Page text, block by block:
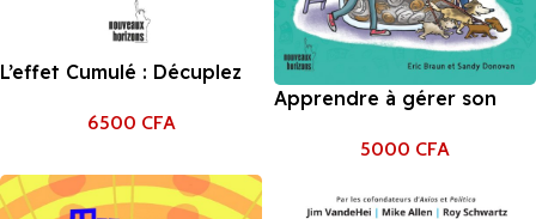
L’effet Cumulé : Décuplez
6500 CFA
Apprendre à gérer son
5000 CFA